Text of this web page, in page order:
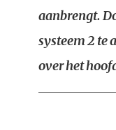
aanbrengt.
systeem 2 te
over het